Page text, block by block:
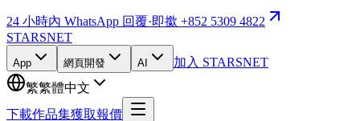
24 小時內 WhatsApp 回覆·即撳 +852 5309 4822
STARSNET
App 網頁開發 AI
加入 STARSNET
繁繁體中文
下載作品集獲取報價